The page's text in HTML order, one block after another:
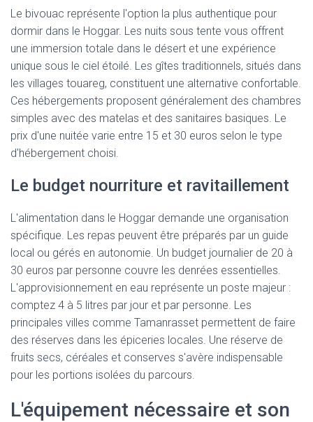
Le bivouac représente l'option la plus authentique pour
dormir dans le Hoggar. Les nuits sous tente vous offrent
une immersion totale dans le désert et une expérience
unique sous le ciel étoilé. Les gîtes traditionnels, situés dans
les villages touareg, constituent une alternative confortable.
Ces hébergements proposent généralement des chambres
simples avec des matelas et des sanitaires basiques. Le
prix d'une nuitée varie entre 15 et 30 euros selon le type
d'hébergement choisi.
Le budget nourriture et ravitaillement
L'alimentation dans le Hoggar demande une organisation
spécifique. Les repas peuvent être préparés par un guide
local ou gérés en autonomie. Un budget journalier de 20 à
30 euros par personne couvre les denrées essentielles.
L'approvisionnement en eau représente un poste majeur :
comptez 4 à 5 litres par jour et par personne. Les
principales villes comme Tamanrasset permettent de faire
des réserves dans les épiceries locales. Une réserve de
fruits secs, céréales et conserves s'avère indispensable
pour les portions isolées du parcours.
L'équipement nécessaire et son